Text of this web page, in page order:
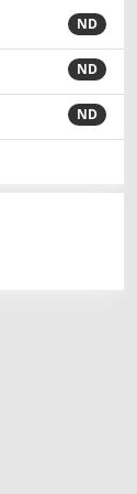
ND
ND
ND